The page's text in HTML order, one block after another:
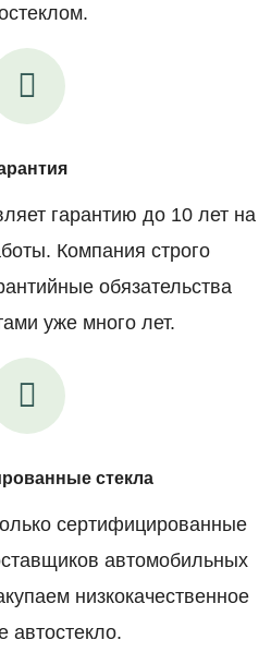
гарантию до 10 лет на
Компания строго
обязательства
уже много лет.
стекла
сертифицированные
автомобильных
низкокачественное
автостекло.